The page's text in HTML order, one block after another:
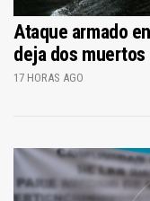
Ataque armado
deja dos muertos
17 HORAS AGO